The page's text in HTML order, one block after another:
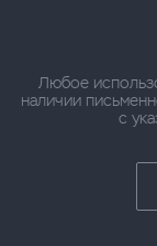
Любое
наличии
с